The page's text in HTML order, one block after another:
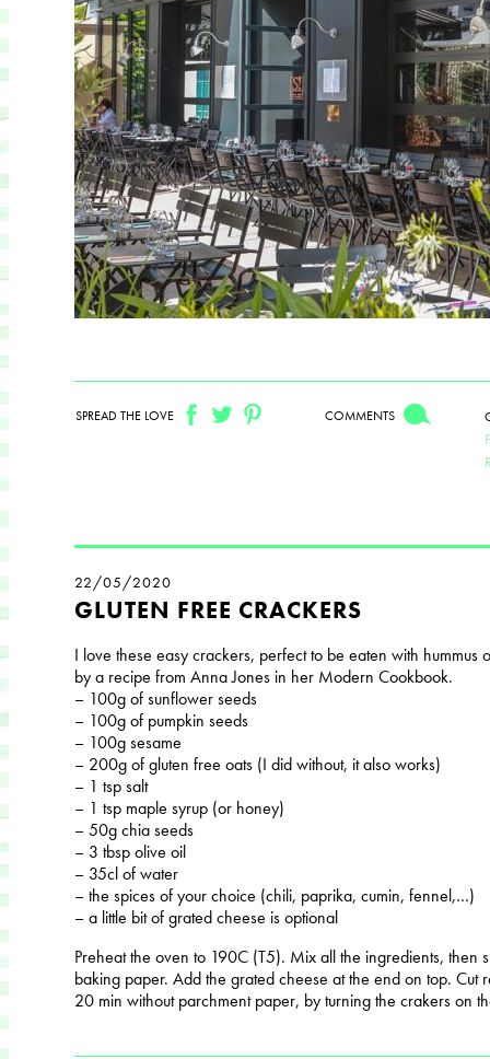
SPREAD THE LOVE COMMENTS
22/05/2020
GLUTEN FREE CRACKERS
I love these easy crackers, perfect to be eaten with hummus
by a recipe from Anna Jones in her Modern Cookbook.
– 100g of sunflower seeds
– 100g of pumpkin seeds
– 100g sesame
– 200g of gluten free oats (I did without, it also works)
– 1 tsp salt
– 1 tsp maple syrup (or honey)
– 50g chia seeds
– 3 tbsp olive oil
– 35cl of water
– the spices of your choice (chili, paprika, cumin, fennel,…)
– a little bit of grated cheese is optional
Preheat the oven to 190C (T5). Mix all the ingredients, then
baking paper. Add the grated cheese at the end on top. Cut
20 min without parchment paper, by turning the crakers on